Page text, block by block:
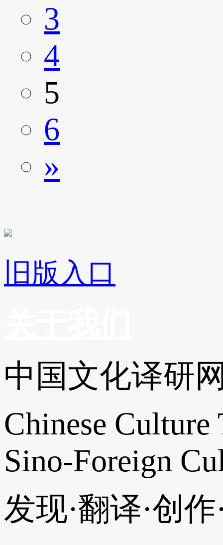
3
4
5
6
»
旧版入口
中国文化译研
Chinese
Sino-Foreign
发现·翻译·创